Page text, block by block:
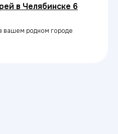
в Челябинске 6
вашем родном городе